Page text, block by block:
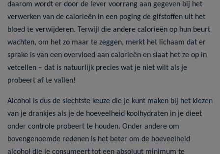
daarom wordt er door de lever voorrang aan gegeven bij het
verwerken van de calorieën in een poging de gifstoffen uit het
bloed te verwijderen. Terwijl die andere calorieën op hun beurt
wachten, om het zo maar te zeggen, merkt het lichaam dat er
sprake is van een overvloed aan calorieën en slaat het ze op in
vetcellen – dat is natuurlijk precies wat je niet wilt als je
probeert af te vallen!
Alcohol is dus de slechtste keuze die je kunt maken bij het kiezen
van je drankjes als je de hoeveelheid koolhydraten in je dieet
onder controle probeert te houden. Onder andere om
bovengenoemde redenen is het beter om de hoeveelheid
alcohol die je consumeert tot een absoluut minimum te